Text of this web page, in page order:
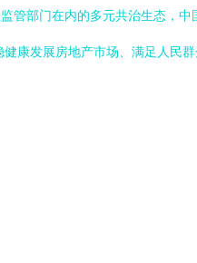
管部门在内的多元共治生态，中
康发展房地产市场、满足人民